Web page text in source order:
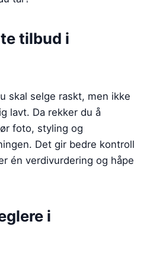
tilbud i
skal selge raskt, men ikke
lavt. Da rekker du å
foto, styling og
Det gir bedre kontroll
én verdivurdering og håpe
i